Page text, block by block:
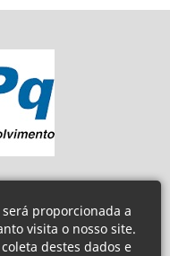
proporcionada a
visita o nosso site.
destes dados e